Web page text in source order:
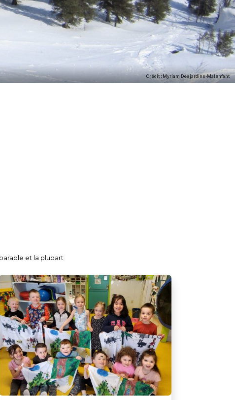
Crédit : Myriam Desjardins-Malenfant
et la plupart
stressé.